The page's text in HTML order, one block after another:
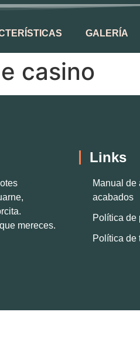
GALERÍA
casino
mereces.
Links
Manual de
acabados
Política de
Política de